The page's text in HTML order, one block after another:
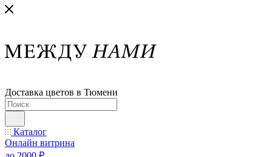
Доставка цветов в Тюмени
Каталог
Онлайн витрина